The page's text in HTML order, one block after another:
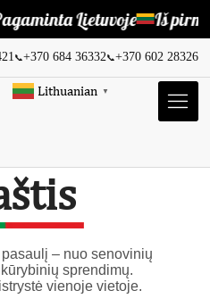
Lietuvoje Iš
📞+370 684 36332📞+370 602 28326
Lithuanian ▼
– nuo senovinių
sprendimų.
vienoje vietoje.